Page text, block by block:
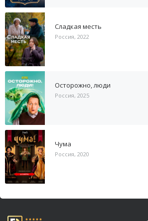
Сладкая месть
Россия, 2022
Осторожно, люди
Россия, 2025
Чума
Россия, 2020